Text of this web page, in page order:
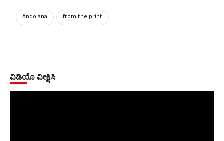
Andolana from the print
ವಿಡಿಯೊ ವೀಕ್ಷಿಸಿ